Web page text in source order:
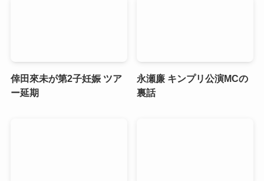
倖田來未が第2子妊娠 ツア
ー延期
永瀬廉 キンプリ公演MCの
裏話